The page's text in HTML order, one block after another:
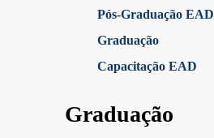
Pós-Graduação EAD
Graduação
Capacitação EAD
Graduação